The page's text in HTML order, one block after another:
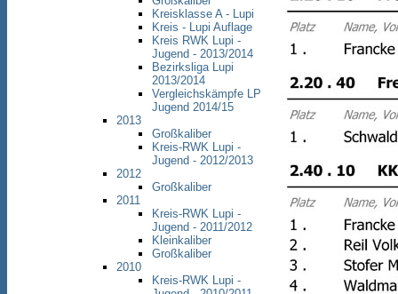
Kreisklasse A - Lupi
Kreis - Lupi Auflage
Kreis RWK Lupi -
Jugend - 2013/2014
Bezirksliga Lupi
2013/2014
Vergleichskämpfe LP
Jugend 2014/15
2013
Großkaliber
Kreis-RWK Lupi -
Jugend - 2012/2013
2012
Großkaliber
2011
Kreis-RWK Lupi -
Jugend - 2011/2012
Kleinkaliber
Großkaliber
2010
Kreis-RWK Lupi -